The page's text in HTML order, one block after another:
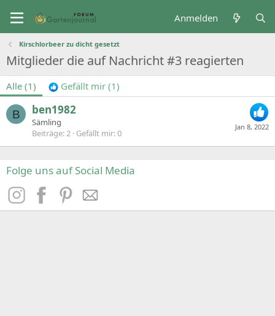
Anmelden
Kirschlorbeer zu dicht gesetzt
Mitglieder die auf Nachricht #3 reagierten
Alle (1) Gefällt mir (1)
B
Jan 8, 2022
ben1982
Sämling
Beiträge 2 Gefällt mir 0
Folge uns auf Social Media